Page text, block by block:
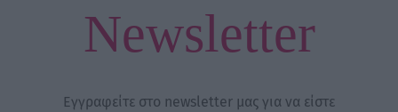
Newsletter
Εγγραφείτε στο newsletter μας για να είστε